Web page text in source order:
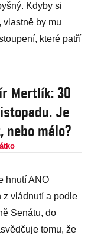
Kdyby si
by mu
které patří
Mertlík: 30
Je
nebo málo?
hnutí ANO
z vládnutí a podle
Senátu, do
tomu, že